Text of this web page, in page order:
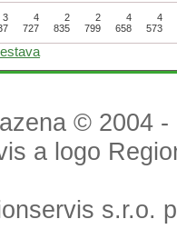
3
4
727
2
835
2
799
4
658
4
573
© 2004
a logo
s.r.o.